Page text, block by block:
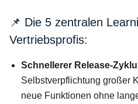
📌 Die 5 zentralen
Vertriebsprofis:
Schnellerer Release-
Selbstverpflichtung großer
neue Funktionen ohne